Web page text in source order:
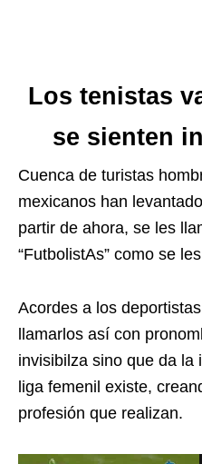
Los tenistas
se sienten
Cuenca de turistas
mexicanos han
partir de ahora, se les
“FutbolistAs” como se
Acordes a los
llamarlos así con
invisibilza sino que da la
liga femenil existe,
profesión que realizan.